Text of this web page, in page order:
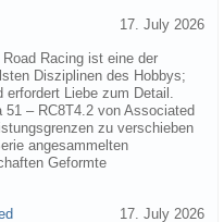
17. July 2026
Racing ist eine der
Disziplinen des Hobbys;
Liebe zum Detail.
51 – RC8T4.2 von Associated
zu verschieben
angesammelten
Geformte
17. July 2026